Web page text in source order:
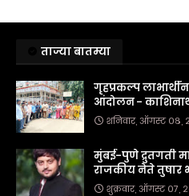
ताज्या बातम्या
गृहप्रकल्प
आंदोलन -
शनिवार, ऑगस्ट ०८,
मुंबई-पुणे द्रुतगती
राजकीय नेते तुषार
शुक्रवार, ऑगस्ट ०७,